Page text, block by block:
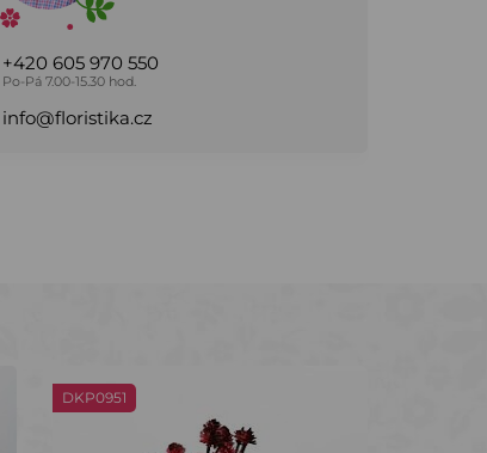
+420 605 970 550
Po-Pá 7.00-15.30 hod.
info@floristika.cz
DKP0951